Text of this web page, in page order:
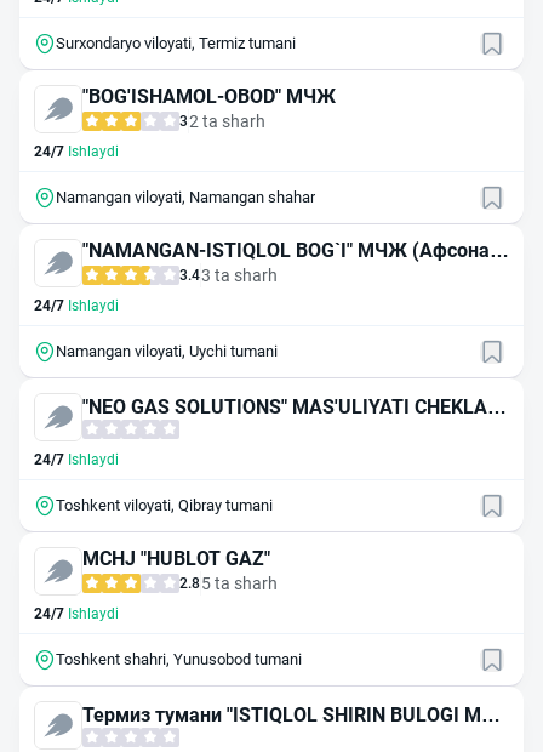
Surxondaryo viloyati, Termiz tumani
"BOG'ISHAMOL-OBOD" МЧЖ
32 ta sharh
24/7 Ishlaydi
Namangan viloyati, Namangan shahar
"NAMANGAN-ISTIQLOL BOG`I" МЧЖ (Афсона-3
9)
3.43 ta sharh
24/7 Ishlaydi
Namangan viloyati, Uychi tumani
"NEO GAS SOLUTIONS" MAS'ULIYATI CHEKLAN
GAN JAMIYAT
24/7 Ishlaydi
Toshkent viloyati, Qibray tumani
MCHJ "HUBLOT GAZ"
2.85 ta sharh
24/7 Ishlaydi
Toshkent shahri, Yunusobod tumani
Термиз тумани "ISTIQLOL SHIRIN BULOGI МЧ
Ж га карашли АГНКС